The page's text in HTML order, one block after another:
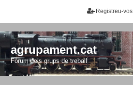
Registreu-vos
agrupament.cat
Fòrum dels grups de treball